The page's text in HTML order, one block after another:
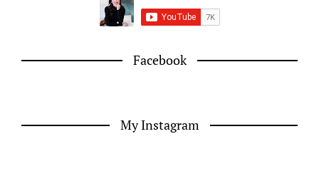
Facebook
My Instagram